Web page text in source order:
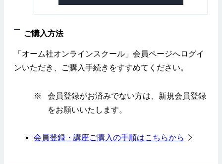
ご購入方法
「オーム社オンラインスクール」会員ページへログイ
ンいただき、ご購入手続きをすすめてください。
※
会員登録がお済みでない方は、新規会員登録
をお願いいたします。
会員登録・講座ご購入の手順はこちらから